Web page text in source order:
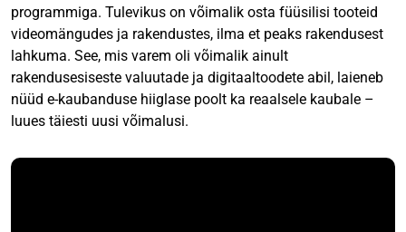
programmiga. Tulevikus on võimalik osta füüsilisi tooteid
videomängudes ja rakendustes, ilma et peaks rakendusest
lahkuma. See, mis varem oli võimalik ainult
rakendusesiseste valuutade ja digitaaltoodete abil, laieneb
nüüd e-kaubanduse hiiglase poolt ka reaalsele kaubale –
luues täiesti uusi võimalusi.